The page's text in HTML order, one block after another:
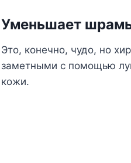
Уменьшает
Это, конечно, чудо, но
заметными с помощью
кожи.